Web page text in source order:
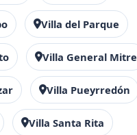
Villa del Parque
Villa General Mitre
Villa Pueyrredón
Villa Santa Rita